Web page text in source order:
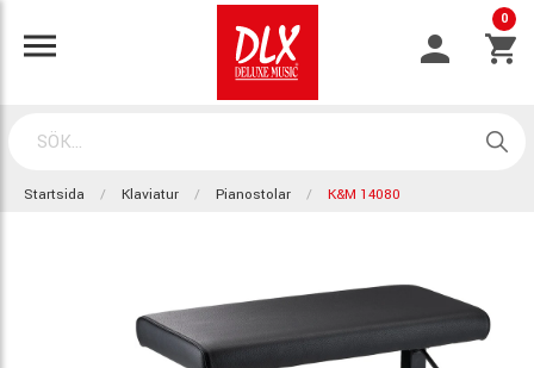
0
Startsida Klaviatur Pianostolar K&M 14080